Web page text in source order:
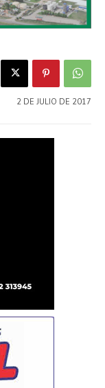
2 DE JULIO DE 2017